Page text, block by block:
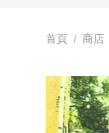
首頁 / 商店